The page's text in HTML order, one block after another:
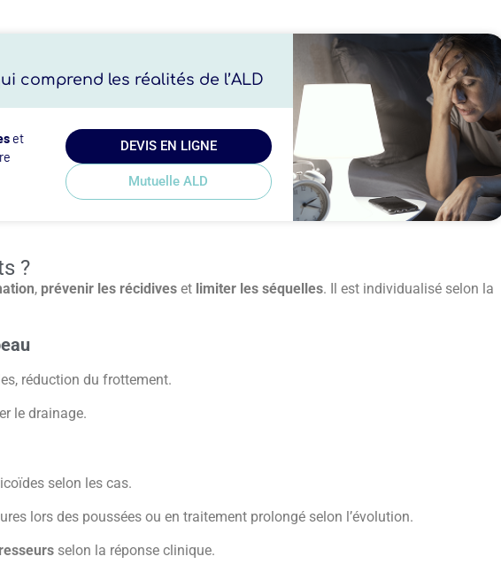
comprend les réalités de l’ALD
et
DEVIS EN LIGNE
Mutuelle ALD
?
, prévenir les récidives et limiter les séquelles. Il est individualisé selon la
réduction du frottement.
le drainage.
selon les cas.
lors des poussées ou en traitement prolongé selon l’évolution.
selon la réponse clinique.